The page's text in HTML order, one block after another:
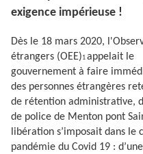
exigence impérieuse !
Dès le 18 mars 2020,
étrangers (OEE)1appelait le
gouvernement à faire
des personnes étrangères
de rétention administrative,
de police de Menton pont
libération s’imposait dans
pandémie du Covid 19 :